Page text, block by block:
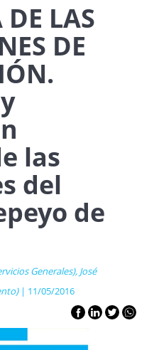
DE LAS
DE
las
del
de
Generales), José
| 11/05/2016